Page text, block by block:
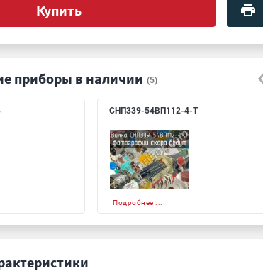
Купить
приборы в наличии (5)
СНП339-54ВП112-4-Т
Подробнее ...